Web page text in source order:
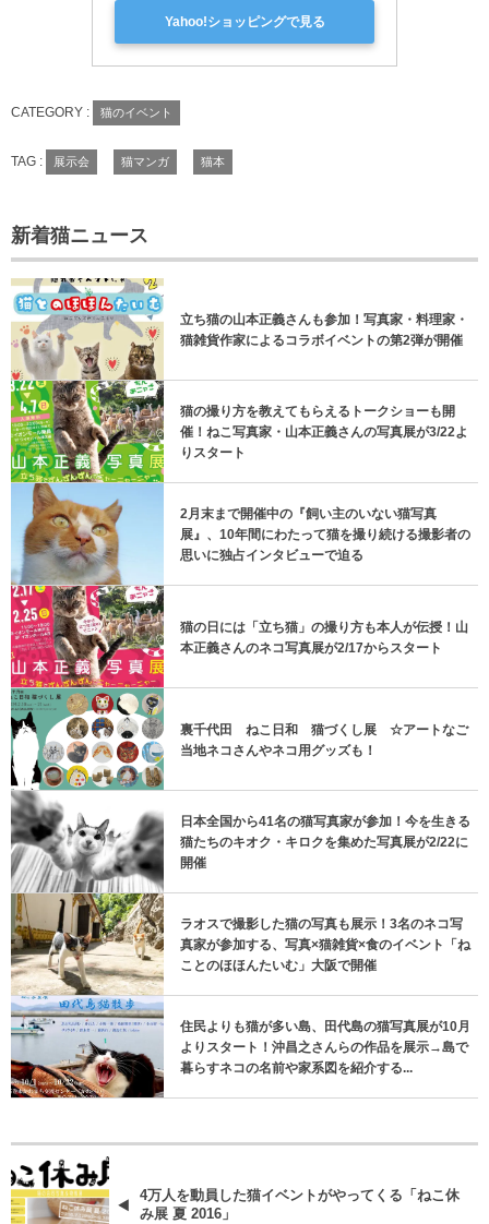
Yahoo!ショッピングで見る
CATEGORY : 猫のイベント
TAG : 展示会 猫マンガ 猫本
新着猫ニュース
立ち猫の山本正義さんも参加！写真家・料理家・
猫雑貨作家によるコラボイベントの第2弾が開催
猫の撮り方を教えてもらえるトークショーも開
催！ねこ写真家・山本正義さんの写真展が3/22よ
りスタート
2月末まで開催中の『飼い主のいない猫写真
展』、10年間にわたって猫を撮り続ける撮影者の
思いに独占インタビューで迫る
猫の日には「立ち猫」の撮り方も本人が伝授！山
本正義さんのネコ写真展が2/17からスタート
裏千代田 ねこ日和 猫づくし展 ☆アートなご
当地ネコさんやネコ用グッズも！
日本全国から41名の猫写真家が参加！今を生きる
猫たちのキオク・キロクを集めた写真展が2/22に
開催
ラオスで撮影した猫の写真も展示！3名のネコ写
真家が参加する、写真×猫雑貨×食のイベント「ね
ことのほほんたいむ」大阪で開催
住民よりも猫が多い島、田代島の猫写真展が10月
よりスタート！沖昌之さんらの作品を展示→島で
暮らすネコの名前や家系図を紹介する...
4万人を動員した猫イベントがやってくる「ねこ休
み展 夏 2016」